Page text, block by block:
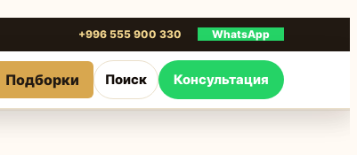
+996 555 900 330 WhatsApp
Подборки Поиск Консультация